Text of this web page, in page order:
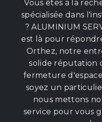
Vous êtes à la
spécialisée dans
? ALUMINIUM
est là pour
Orthez, notre
solide réputation
fermeture
soyez un
nous mettons
service pour vous